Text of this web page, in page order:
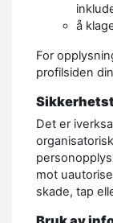
å
For
profilsiden
Det er
mot
skade, tap